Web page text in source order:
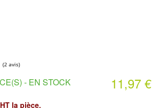
11,97 €
- EN STOCK
la pièce.